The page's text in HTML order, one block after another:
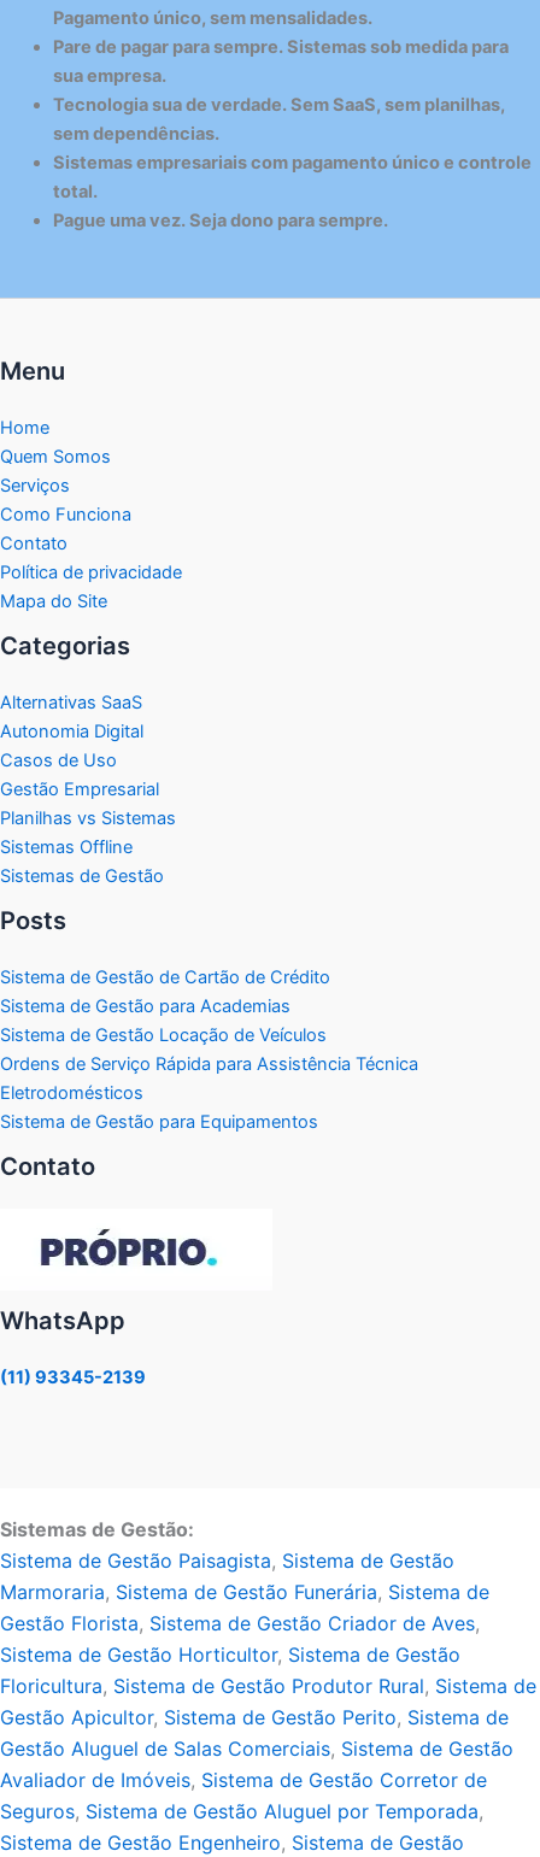
Pagamento único, sem mensalidades.
Pare de pagar para sempre. Sistemas sob medida para
sua empresa.
Tecnologia sua de verdade. Sem SaaS, sem planilhas,
sem dependências.
Sistemas empresariais com pagamento único e controle
total.
Pague uma vez. Seja dono para sempre.
Menu
Home
Quem Somos
Serviços
Como Funciona
Contato
Política de privacidade
Mapa do Site
Categorias
Alternativas SaaS
Autonomia Digital
Casos de Uso
Gestão Empresarial
Planilhas vs Sistemas
Sistemas Offline
Sistemas de Gestão
Posts
Sistema de Gestão de Cartão de Crédito
Sistema de Gestão para Academias
Sistema de Gestão Locação de Veículos
Ordens de Serviço Rápida para Assistência Técnica
Eletrodomésticos
Sistema de Gestão para Equipamentos
Contato
WhatsApp
(11) 93345-2139
Sistemas de Gestão:
Sistema de Gestão Paisagista, Sistema de Gestão
Marmoraria, Sistema de Gestão Funerária, Sistema de
Gestão Florista, Sistema de Gestão Criador de Aves,
Sistema de Gestão Horticultor, Sistema de Gestão
Floricultura, Sistema de Gestão Produtor Rural, Sistema de
Gestão Apicultor, Sistema de Gestão Perito, Sistema de
Gestão Aluguel de Salas Comerciais, Sistema de Gestão
Avaliador de Imóveis, Sistema de Gestão Corretor de
Seguros, Sistema de Gestão Aluguel por Temporada,
Sistema de Gestão Engenheiro, Sistema de Gestão